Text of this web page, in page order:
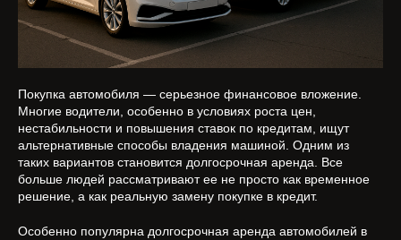
Покупка автомобиля — серьезное финансовое вложение.
Многие водители, особенно в условиях роста цен,
нестабильности и повышения ставок по кредитам, ищут
альтернативные способы владения машиной. Одним из
таких вариантов становится долгосрочная аренда. Все
больше людей рассматривают ее не просто как временное
решение, а как реальную замену покупке в кредит.
Особенно популярна долгосрочная аренда автомобилей в